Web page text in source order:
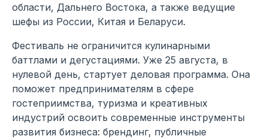
области, Дальнего Востока, а также ведущие
шефы из России, Китая и Беларуси.
Фестиваль не ограничится кулинарными
баттлами и дегустациями. Уже 25 августа, в
нулевой день, стартует деловая программа. Она
поможет предпринимателям в сфере
гостеприимства, туризма и креативных
индустрий освоить современные инструменты
развития бизнеса: брендинг, публичные